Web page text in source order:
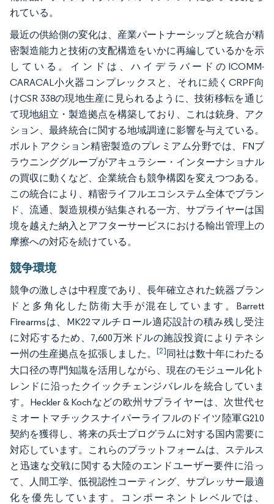
れている。
最近の供給側の変化は、産業パートナーシップと統合が精
密製造能力と技術の支配構造をいかに再編しているかを示
している。インドは、ハイデラバードのICOMM-
CARACAL小火器コンプレックスと、それに続くCRPF向
けCSR 338の現地生産に見られるように、技術移転を通じ
て現地組立・製造拠点を構築しており、これは銃身、アク
ション、最終統合に関する地域調達に影響を与えている。
ボルトアクション精密製造のプレミアム分野では、FNブ
ラウニンググループがアキュラシー・インターナショナル
の買収に動くなど、企業統合も競争構図を変えつつある。
この統合により、精密ライフルエコシステム全体でブラン
ド、流通、製造規模が結集される一方、サプライヤーは国
境を越えた納入とアフターサービスにおける輸出管理上の
摩擦への対応を続けている。
競争環境
競争の激しさは中程度であり、長年確立された銃器ブラン
ドと多角化した防衛大手が混在しています。Barrett
Firearmsは、MK22マルチロール適応設計の積み残し受注
に対応するため、7,600万米ドルの施設投資によりテネシ
ー州の生産拠点を拡張しました。 [2]同社は数十年にわたる
大口径の専門知識を活用しながら、現在のモジュール化ト
レンドに沿ったクイックチェンジバレルを統合していま
す。Heckler & Kochなどの欧州サプライヤーは、次世代セ
ミオートマチックスナイパーライフルのドイツ陸軍G210
契約を獲得し、将来の兵士プログラムに対する国内需要に
対応しています。これらのプラットフォームは、ステルス
と迅速な交戦に関する大陸のエンドユーザー要件に沿っ
て、人間工学、低視認性コーティング、サプレッサー最適
化を優先しています。コンポーネントレベルでは、